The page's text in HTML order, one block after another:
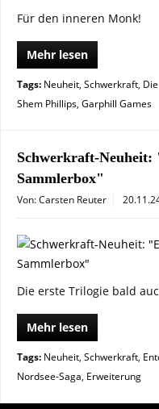
Für den inneren Monk!
Mehr lesen
Tags: Neuheit, Schwerkraft,
Shem Phillips, Garphill Games
Schwerkraft-Neuheit:
Sammlerbox"
Von: Carsten Reuter
Die erste Trilogie bald
Mehr lesen
Tags: Neuheit, Schwerkraft,
Nordsee-Saga, Erweiterung